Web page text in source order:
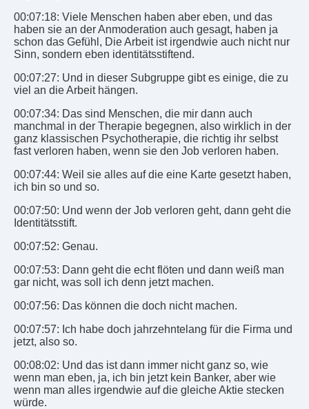
00:07:18: Viele Menschen haben aber eben, und das
haben sie an der Anmoderation auch gesagt, haben ja
schon das Gefühl, Die Arbeit ist irgendwie auch nicht nur
Sinn, sondern eben identitätsstiftend.
00:07:27: Und in dieser Subgruppe gibt es einige, die zu
viel an die Arbeit hängen.
00:07:34: Das sind Menschen, die mir dann auch
manchmal in der Therapie begegnen, also wirklich in der
ganz klassischen Psychotherapie, die richtig ihr selbst
fast verloren haben, wenn sie den Job verloren haben.
00:07:44: Weil sie alles auf die eine Karte gesetzt haben,
ich bin so und so.
00:07:50: Und wenn der Job verloren geht, dann geht die
Identitätsstift.
00:07:52: Genau.
00:07:53: Dann geht die echt flöten und dann weiß man
gar nicht, was soll ich denn jetzt machen.
00:07:56: Das können die doch nicht machen.
00:07:57: Ich habe doch jahrzehntelang für die Firma und
jetzt, also so.
00:08:02: Und das ist dann immer nicht ganz so, wie
wenn man eben, ja, ich bin jetzt kein Banker, aber wie
wenn man alles irgendwie auf die gleiche Aktie stecken
würde.